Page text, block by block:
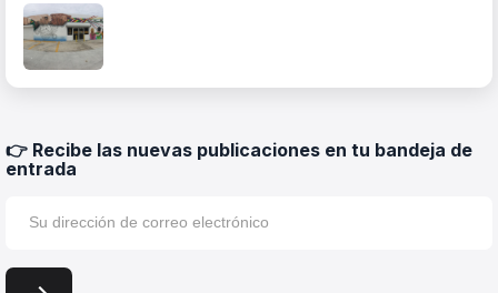
👉 Recibe las nuevas publicaciones en tu bandeja de
entrada